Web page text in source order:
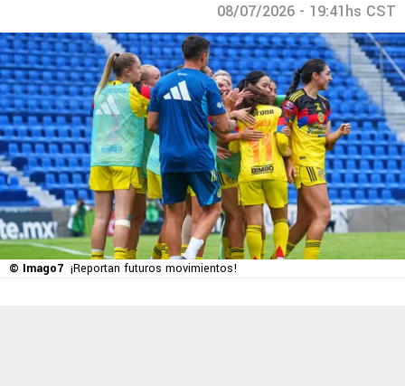
08/07/2026 - 19:41hs CST
© Imago7 ¡Reportan futuros movimientos!